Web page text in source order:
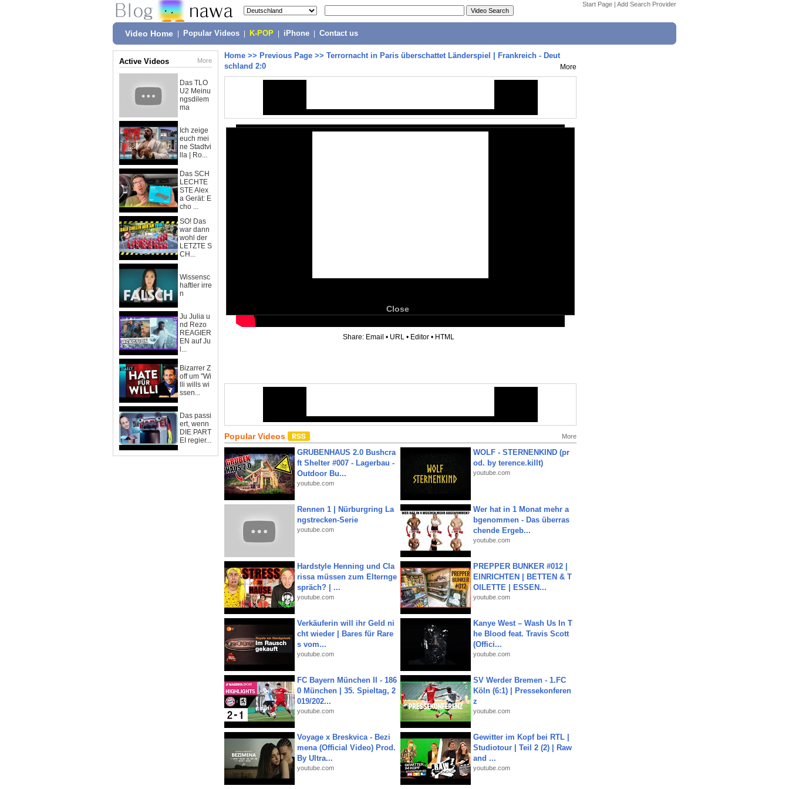
Start Page | Add Search Provider
Video Home Popular Videos K-POP iPhone Contact us
Active Videos More
Das TLO
U2 Meinu
ngsdilem
ma
Ich zeige
euch mei
ne Stadtvi
lla | Ro...
Das SCH
LECHTE
STE Alex
a Gerät: E
cho ...
SO! Das
war dann
wohl der
LETZTE S
CH...
Wissensc
haftler irre
n
Ju Julia u
nd Rezo
REAGIER
EN auf Ju
l...
Bizarrer Z
off um "Wi
lli wills wi
ssen...
Das passi
ert, wenn
DIE PART
EI regier...
Home >> Previous Page >> Terrornacht in Paris überschattet Länderspiel | Frankreich - Deut
schland 2:0
More
Close
Share: Email • URL • Editor • HTML
Popular Videos More
GRUBENHAUS 2.0 Bushcra
ft Shelter #007 - Lagerbau -
Outdoor Bu...
youtube.com
WOLF - STERNENKIND (pr
od. by terence.killt)
youtube.com
Rennen 1 | Nürburgring La
ngstrecken-Serie
youtube.com
Wer hat in 1 Monat mehr a
bgenommen - Das überras
chende Ergeb...
youtube.com
Hardstyle Henning und Cla
rissa müssen zum Elternge
spräch? | ...
youtube.com
PREPPER BUNKER #012 |
EINRICHTEN | BETTEN & T
OILETTE | ESSEN...
youtube.com
Verkäuferin will ihr Geld ni
cht wieder | Bares für Rare
s vom...
youtube.com
Kanye West – Wash Us In T
he Blood feat. Travis Scott
(Offici...
youtube.com
FC Bayern München II - 186
0 München | 35. Spieltag, 2
019/202...
youtube.com
SV Werder Bremen - 1.FC
Köln (6:1) | Pressekonferen
z
youtube.com
Voyage x Breskvica - Bezi
mena (Official Video) Prod.
By Ultra...
youtube.com
Gewitter im Kopf bei RTL |
Studiotour | Teil 2 (2) | Raw
and ...
youtube.com